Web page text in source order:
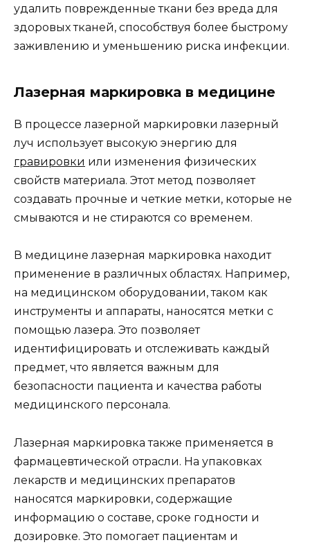
удалить поврежденные ткани без вреда для
здоровых тканей, способствуя более быстрому
заживлению и уменьшению риска инфекции.
Лазерная маркировка в медицине
В процессе лазерной маркировки лазерный
луч использует высокую энергию для
гравировки или изменения физических
свойств материала. Этот метод позволяет
создавать прочные и четкие метки, которые не
смываются и не стираются со временем.
В медицине лазерная маркировка находит
применение в различных областях. Например,
на медицинском оборудовании, таком как
инструменты и аппараты, наносятся метки с
помощью лазера. Это позволяет
идентифицировать и отслеживать каждый
предмет, что является важным для
безопасности пациента и качества работы
медицинского персонала.
Лазерная маркировка также применяется в
фармацевтической отрасли. На упаковках
лекарств и медицинских препаратов
наносятся маркировки, содержащие
информацию о составе, сроке годности и
дозировке. Это помогает пациентам и